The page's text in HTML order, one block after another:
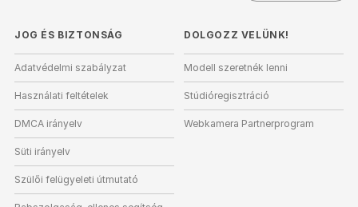
JOG ÉS BIZTONSÁG
Adatvédelmi szabályzat
Használati feltételek
DMCA irányelv
Süti irányelv
Szülői felügyeleti útmutató
DOLGOZZ VELÜNK!
Modell szeretnék lenni
Stúdióregisztráció
Webkamera Partnerprogram